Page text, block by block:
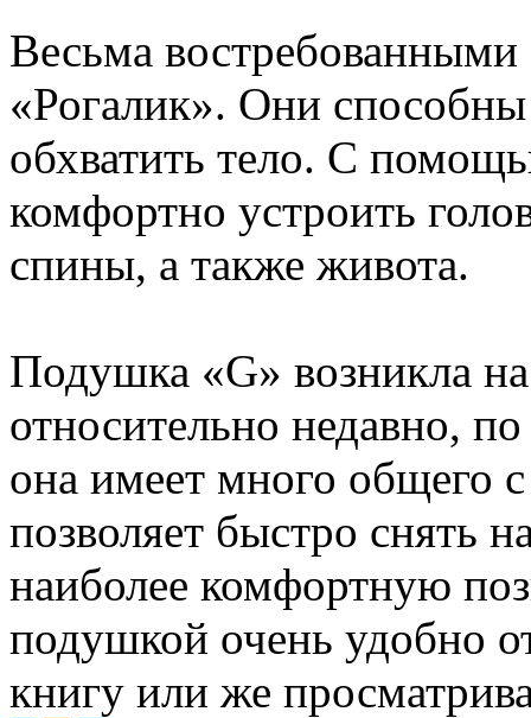
Весьма
«Рогалик». Они
обхватить тело. С
комфортно устроить
спины, а также живота.
Подушка «G» возникла
относительно недавно,
она имеет много общего
позволяет быстро снять
наиболее комфортную
подушкой очень удобно
книгу или же